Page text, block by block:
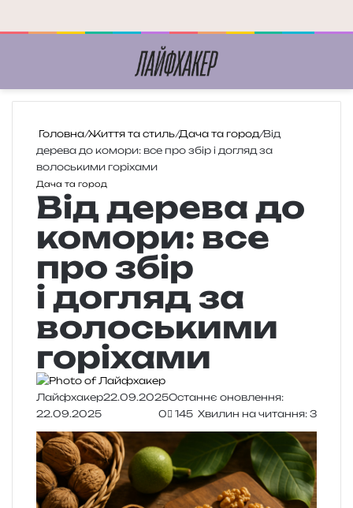
Головна/Життя та стиль/Дача та город/Від
дерева до комори: все про збір і догляд за
волоськими горіхами
Дача та город
Від дерева до
комори: все
про збір
і догляд за
волоськими
горіхами
Лайфхакер22.09.2025Останнє оновлення:
22.09.2025
0 145 Хвилин на читання: 3